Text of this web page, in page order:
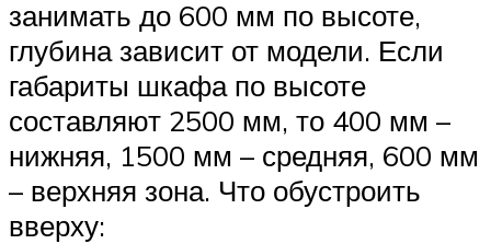
занимать до 600 мм по высоте,
глубина зависит от модели. Если
габариты шкафа по высоте
составляют 2500 мм, то 400 мм –
нижняя, 1500 мм – средняя, 600 мм
– верхняя зона. Что обустроить
вверху: